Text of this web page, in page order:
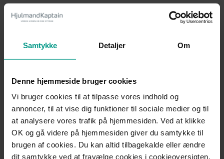
Samtykke Detaljer Om
Denne hjemmeside bruger cookies
Vi bruger cookies til at tilpasse vores indhold og
annoncer, til at vise dig funktioner til sociale medier og til
at analysere vores trafik på hjemmesiden. Ved at klikke
OK og gå videre på hjemmesiden giver du samtykke til
brugen af cookies. Du kan altid tilbagekalde eller ændre
dit samtykke ved at fravælge cookies i cookieoversigten,
Rebekka Højmark-Breiner
Advokat (L), Ejerpartner, Fagchef Familieret
Telefon: +45 7221 1610
Mød teamet